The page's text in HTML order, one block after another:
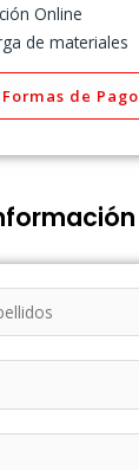
Online
de materiales
de Pago